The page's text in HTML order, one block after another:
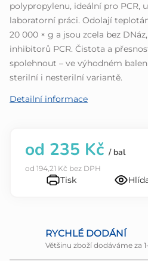
hvězdiček.
polypropylenu, ideální pro PCR,
laboratorní práci. Odolají
20 000 × g a jsou zcela bez
inhibitorů PCR. Čistota a
spolehnout – ve výhodném
sterilní i nesterilní variantě.
Detailní informace
od 235 Kč / bal
od 194,21 Kč bez DPH
Tisk
RYCHLÉ DODÁNÍ
Většinu zboží dodáváme za